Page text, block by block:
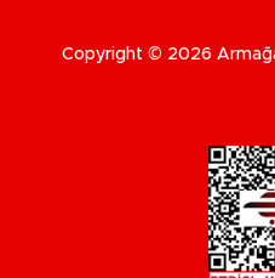
Copyright © 2026